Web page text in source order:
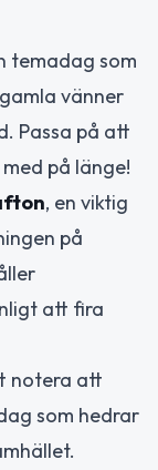
temadag som
vänner
Passa på att
på länge!
, en viktig
på
att fira
notera att
som hedrar